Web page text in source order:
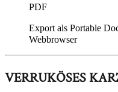
PDF
Export als Portable
Webbrowser
VERRUKÖSES